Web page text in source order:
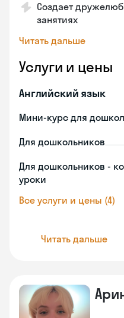
Создает
занятиях
Читать дальше
Услуги и цены
Английский язык
Мини-курс для
Для дошкольников
Для дошкольников -
уроки
Все услуги и цены (4)
Читать дальше